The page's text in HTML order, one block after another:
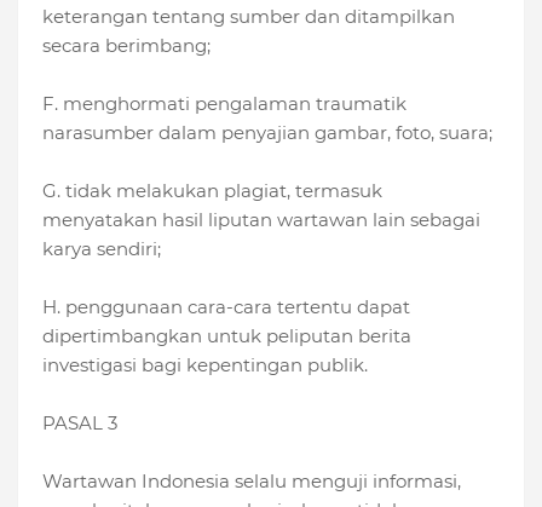
keterangan tentang sumber dan ditampilkan
secara berimbang;
F. menghormati pengalaman traumatik
narasumber dalam penyajian gambar, foto, suara;
G. tidak melakukan plagiat, termasuk
menyatakan hasil liputan wartawan lain sebagai
karya sendiri;
H. penggunaan cara-cara tertentu dapat
dipertimbangkan untuk peliputan berita
investigasi bagi kepentingan publik.
PASAL 3
Wartawan Indonesia selalu menguji informasi,